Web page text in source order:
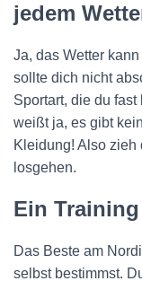
jedem
Ja, das Wetter
sollte dich nicht
Sportart, die du
weißt ja, es gibt
Kleidung! Also
losgehen.
Ein
Das Beste am
selbst bestimmst.